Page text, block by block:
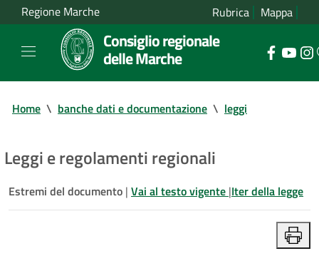
Regione Marche Rubrica Mappa
Consiglio regionale
delle Marche
Home \ banche dati e documentazione \ leggi
Leggi e regolamenti regionali
Estremi del documento | Vai al testo vigente |Iter della legge